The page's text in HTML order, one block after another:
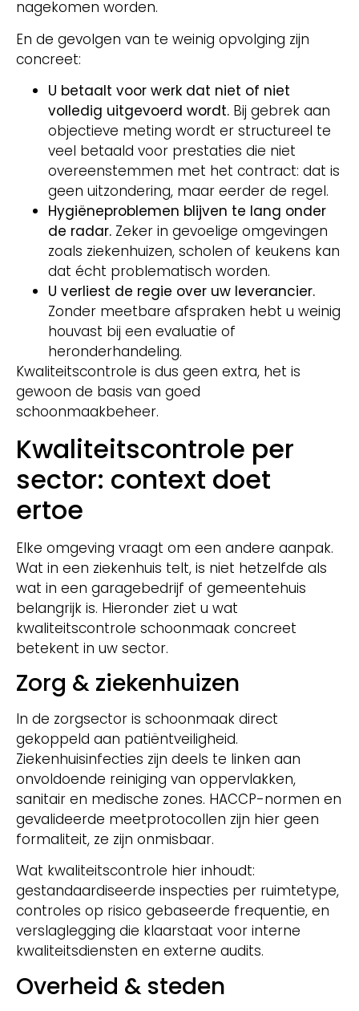
nagekomen worden.
En de gevolgen van te weinig opvolging zijn
concreet:
U betaalt voor werk dat niet of niet
volledig uitgevoerd wordt. Bij gebrek aan
objectieve meting wordt er structureel te
veel betaald voor prestaties die niet
overeenstemmen met het contract: dat is
geen uitzondering, maar eerder de regel.
Hygiëneproblemen blijven te lang onder
de radar. Zeker in gevoelige omgevingen
zoals ziekenhuizen, scholen of keukens kan
dat écht problematisch worden.
U verliest de regie over uw leverancier.
Zonder meetbare afspraken hebt u weinig
houvast bij een evaluatie of
heronderhandeling.
Kwaliteitscontrole is dus geen extra, het is
gewoon de basis van goed
schoonmaakbeheer.
Kwaliteitscontrole per
sector: context doet
ertoe
Elke omgeving vraagt om een andere aanpak.
Wat in een ziekenhuis telt, is niet hetzelfde als
wat in een garagebedrijf of gemeentehuis
belangrijk is. Hieronder ziet u wat
kwaliteitscontrole schoonmaak concreet
betekent in uw sector.
Zorg & ziekenhuizen
In de zorgsector is schoonmaak direct
gekoppeld aan patiëntveiligheid.
Ziekenhuisinfecties zijn deels te linken aan
onvoldoende reiniging van oppervlakken,
sanitair en medische zones. HACCP-normen en
gevalideerde meetprotocollen zijn hier geen
formaliteit, ze zijn onmisbaar.
Wat kwaliteitscontrole hier inhoudt:
gestandaardiseerde inspecties per ruimtetype,
controles op risico gebaseerde frequentie, en
verslaglegging die klaarstaat voor interne
kwaliteitsdiensten en externe audits.
Overheid & steden